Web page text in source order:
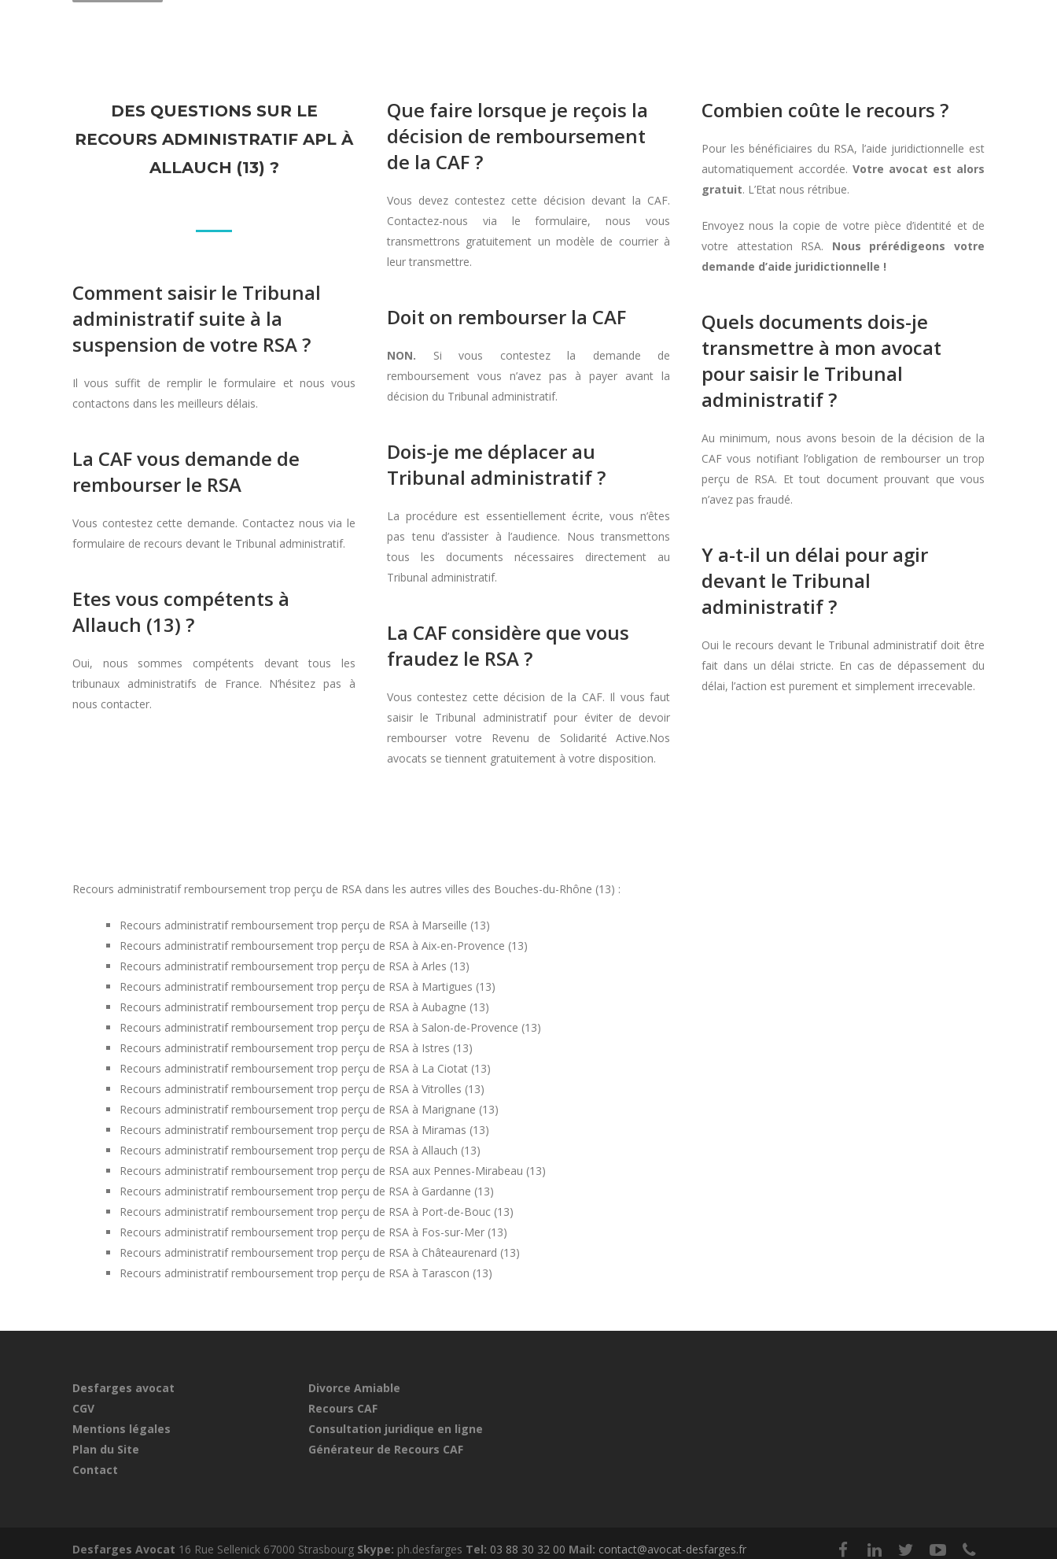
DES QUESTIONS SUR LE
RECOURS ADMINISTRATIF APL À
ALLAUCH (13) ?
Comment saisir le Tribunal
administratif suite à la
suspension de votre RSA ?
Il vous suffit de remplir le formulaire et nous vous
contactons dans les meilleurs délais.
La CAF vous demande de
rembourser le RSA
Vous contestez cette demande. Contactez nous via le
formulaire de recours devant le Tribunal administratif.
Etes vous compétents à
Allauch (13) ?
Oui, nous sommes compétents devant tous les
tribunaux administratifs de France. N’hésitez pas à
nous contacter.
Que faire lorsque je reçois la
décision de remboursement
de la CAF ?
Vous devez contestez cette décision devant la CAF.
Contactez-nous via le formulaire, nous vous
transmettrons gratuitement un modèle de courrier à
leur transmettre.
Doit on rembourser la CAF
NON. Si vous contestez la demande de
remboursement vous n’avez pas à payer avant la
décision du Tribunal administratif.
Dois-je me déplacer au
Tribunal administratif ?
La procédure est essentiellement écrite, vous n’êtes
pas tenu d’assister à l’audience. Nous transmettons
tous les documents nécessaires directement au
Tribunal administratif.
La CAF considère que vous
fraudez le RSA ?
Vous contestez cette décision de la CAF. Il vous faut
saisir le Tribunal administratif pour éviter de devoir
rembourser votre Revenu de Solidarité Active.Nos
avocats se tiennent gratuitement à votre disposition.
Combien coûte le recours ?
Pour les bénéficiaires du RSA, l’aide juridictionnelle est
automatiquement accordée. Votre avocat est alors
gratuit. L’Etat nous rétribue.
Envoyez nous la copie de votre pièce d’identité et de
votre attestation RSA. Nous prérédigeons votre
demande d’aide juridictionnelle !
Quels documents dois-je
transmettre à mon avocat
pour saisir le Tribunal
administratif ?
Au minimum, nous avons besoin de la décision de la
CAF vous notifiant l’obligation de rembourser un trop
perçu de RSA. Et tout document prouvant que vous
n’avez pas fraudé.
Y a-t-il un délai pour agir
devant le Tribunal
administratif ?
Oui le recours devant le Tribunal administratif doit être
fait dans un délai stricte. En cas de dépassement du
délai, l’action est purement et simplement irrecevable.
Recours administratif remboursement trop perçu de RSA dans les autres villes des Bouches-du-Rhône (13) :
Recours administratif remboursement trop perçu de RSA à Marseille (13)
Recours administratif remboursement trop perçu de RSA à Aix-en-Provence (13)
Recours administratif remboursement trop perçu de RSA à Arles (13)
Recours administratif remboursement trop perçu de RSA à Martigues (13)
Recours administratif remboursement trop perçu de RSA à Aubagne (13)
Recours administratif remboursement trop perçu de RSA à Salon-de-Provence (13)
Recours administratif remboursement trop perçu de RSA à Istres (13)
Recours administratif remboursement trop perçu de RSA à La Ciotat (13)
Recours administratif remboursement trop perçu de RSA à Vitrolles (13)
Recours administratif remboursement trop perçu de RSA à Marignane (13)
Recours administratif remboursement trop perçu de RSA à Miramas (13)
Recours administratif remboursement trop perçu de RSA à Allauch (13)
Recours administratif remboursement trop perçu de RSA aux Pennes-Mirabeau (13)
Recours administratif remboursement trop perçu de RSA à Gardanne (13)
Recours administratif remboursement trop perçu de RSA à Port-de-Bouc (13)
Recours administratif remboursement trop perçu de RSA à Fos-sur-Mer (13)
Recours administratif remboursement trop perçu de RSA à Châteaurenard (13)
Recours administratif remboursement trop perçu de RSA à Tarascon (13)
Desfarges avocat
CGV
Mentions légales
Plan du Site
Contact
Divorce Amiable
Recours CAF
Consultation juridique en ligne
Générateur de Recours CAF
Desfarges Avocat 16 Rue Sellenick 67000 Strasbourg Skype: ph.desfarges Tel: 03 88 30 32 00 Mail: contact@avocat-desfarges.fr